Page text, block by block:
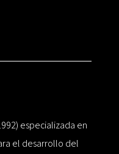
especializada en
el desarrollo del